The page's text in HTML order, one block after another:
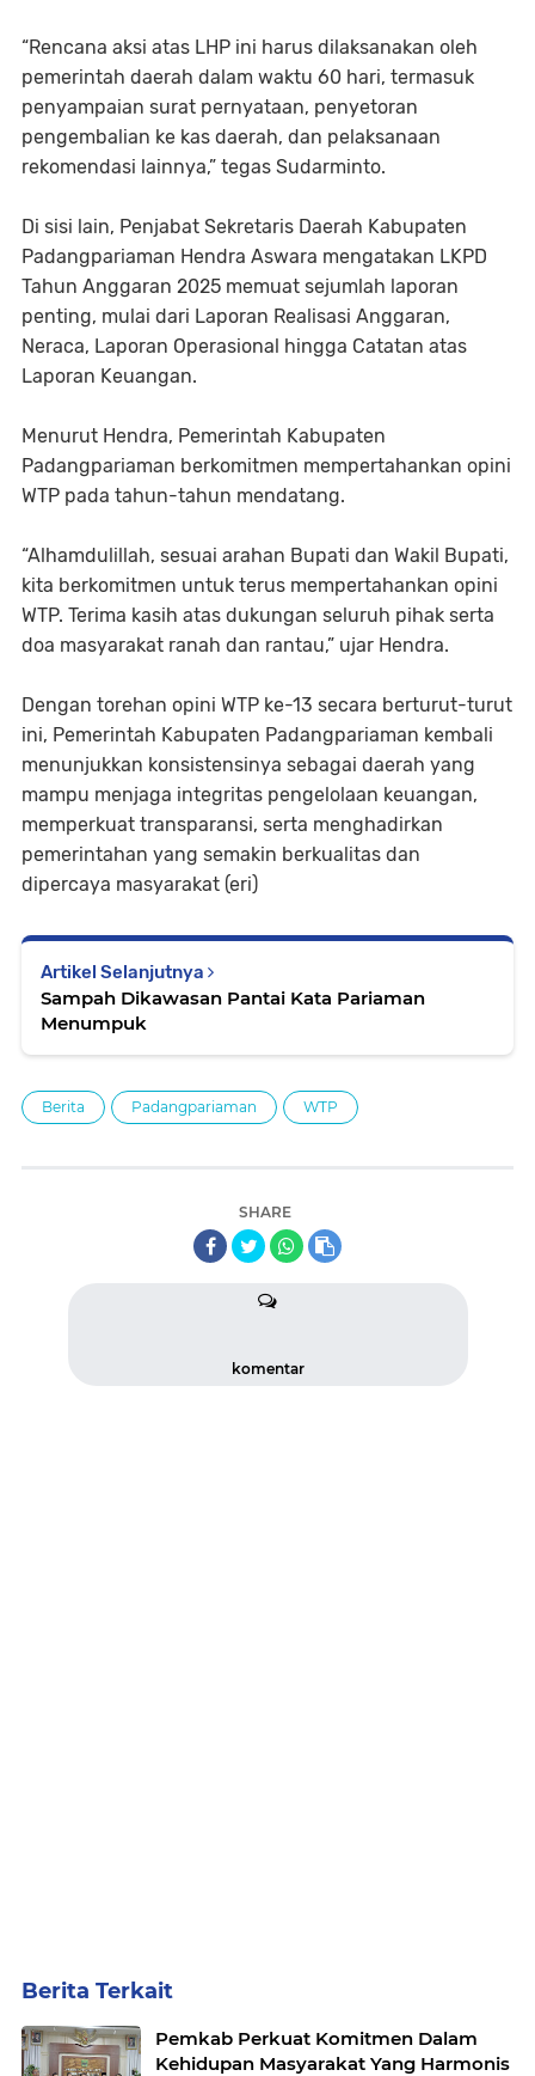
‎“Rencana aksi atas LHP ini harus dilaksanakan oleh
pemerintah daerah dalam waktu 60 hari, termasuk
penyampaian surat pernyataan, penyetoran
pengembalian ke kas daerah, dan pelaksanaan
rekomendasi lainnya,” tegas Sudarminto.
‎Di sisi lain, Penjabat Sekretaris Daerah Kabupaten
Padangpariaman Hendra Aswara mengatakan LKPD
Tahun Anggaran 2025 memuat sejumlah laporan
penting, mulai dari Laporan Realisasi Anggaran,
Neraca, Laporan Operasional hingga Catatan atas
Laporan Keuangan.
‎Menurut Hendra, Pemerintah Kabupaten
Padangpariaman berkomitmen mempertahankan opini
WTP pada tahun-tahun mendatang.
‎“Alhamdulillah, sesuai arahan Bupati dan Wakil Bupati,
kita berkomitmen untuk terus mempertahankan opini
WTP. Terima kasih atas dukungan seluruh pihak serta
doa masyarakat ranah dan rantau,” ujar Hendra.
‎Dengan torehan opini WTP ke-13 secara berturut-turut
ini, Pemerintah Kabupaten Padangpariaman kembali
menunjukkan konsistensinya sebagai daerah yang
mampu menjaga integritas pengelolaan keuangan,
memperkuat transparansi, serta menghadirkan
pemerintahan yang semakin berkualitas dan
dipercaya masyarakat (eri)
Artikel Selanjutnya
Sampah Dikawasan Pantai Kata Pariaman
Menumpuk
Berita Padangpariaman WTP
SHARE
komentar
Berita Terkait
Pemkab Perkuat Komitmen Dalam
Kehidupan Masyarakat Yang Harmonis